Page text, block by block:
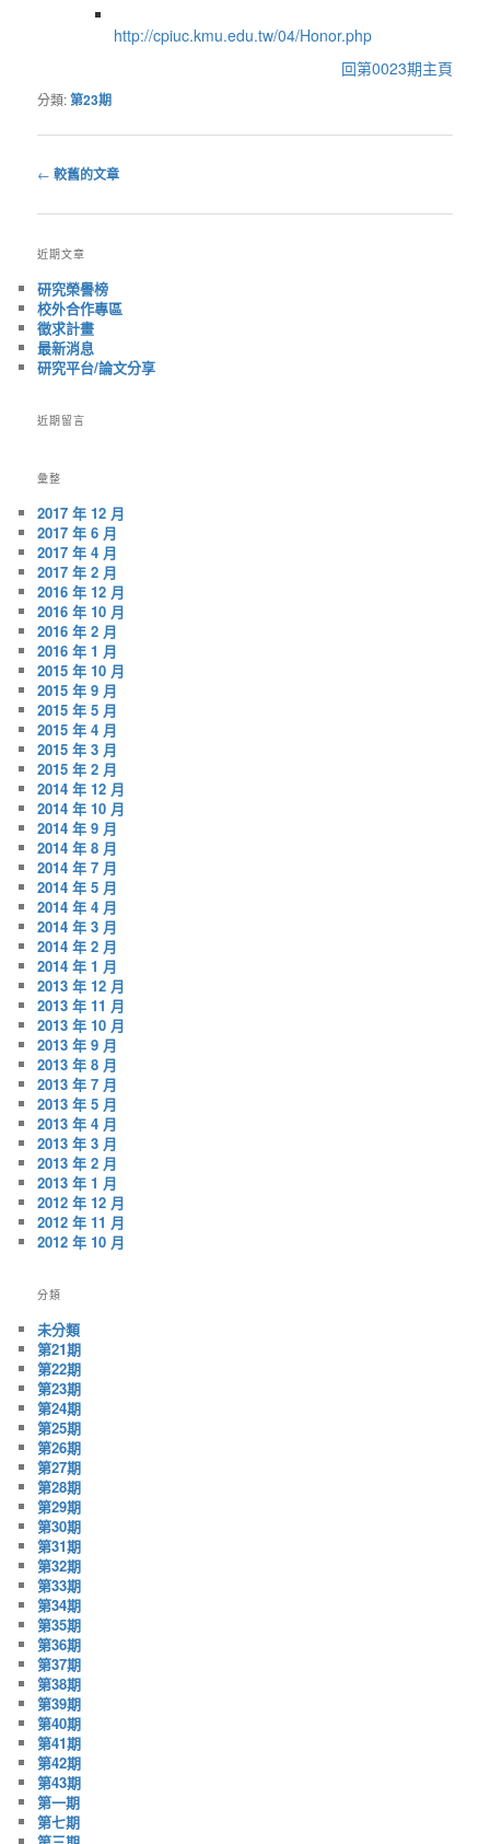
http://cpiuc.kmu.edu.tw/04/Honor.php
回第0023期主頁
分類:第23期
章
導
覽
← 較舊的文章
近期文章
研究榮譽榜
校外合作專區
徵求計畫
最新消息
研究平台/論文分享
近期留言
彙整
2017 年 12 月
2017 年 6 月
2017 年 4 月
2017 年 2 月
2016 年 12 月
2016 年 10 月
2016 年 2 月
2016 年 1 月
2015 年 10 月
2015 年 9 月
2015 年 5 月
2015 年 4 月
2015 年 3 月
2015 年 2 月
2014 年 12 月
2014 年 10 月
2014 年 9 月
2014 年 8 月
2014 年 7 月
2014 年 5 月
2014 年 4 月
2014 年 3 月
2014 年 2 月
2014 年 1 月
2013 年 12 月
2013 年 11 月
2013 年 10 月
2013 年 9 月
2013 年 8 月
2013 年 7 月
2013 年 5 月
2013 年 4 月
2013 年 3 月
2013 年 2 月
2013 年 1 月
2012 年 12 月
2012 年 11 月
2012 年 10 月
分類
未分類
第21期
第22期
第23期
第24期
第25期
第26期
第27期
第28期
第29期
第30期
第31期
第32期
第33期
第34期
第35期
第36期
第37期
第38期
第39期
第40期
第41期
第42期
第43期
第一期
第七期